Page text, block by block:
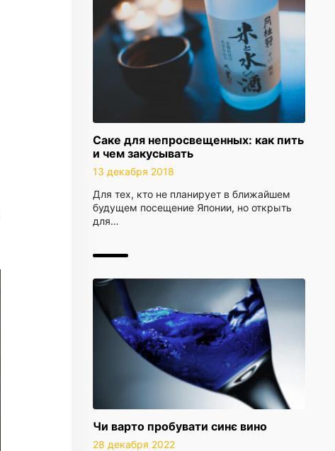
Саке для непросвещенных: как пить
и чем закусывать
13 декабря 2018
Для тех, кто не планирует в ближайшем
будущем посещение Японии, но открыть
для…
Чи варто пробувати синє вино
28 декабря 2022